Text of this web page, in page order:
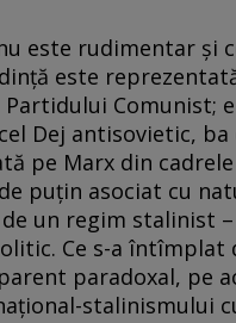
este rudimentar şi
este
Comunist;
Dej antisovietic,
pe Marx din
puţin asociat cu
un regim stalinist
Ce s-a întîmplat
paradoxal, pe
stalinismului